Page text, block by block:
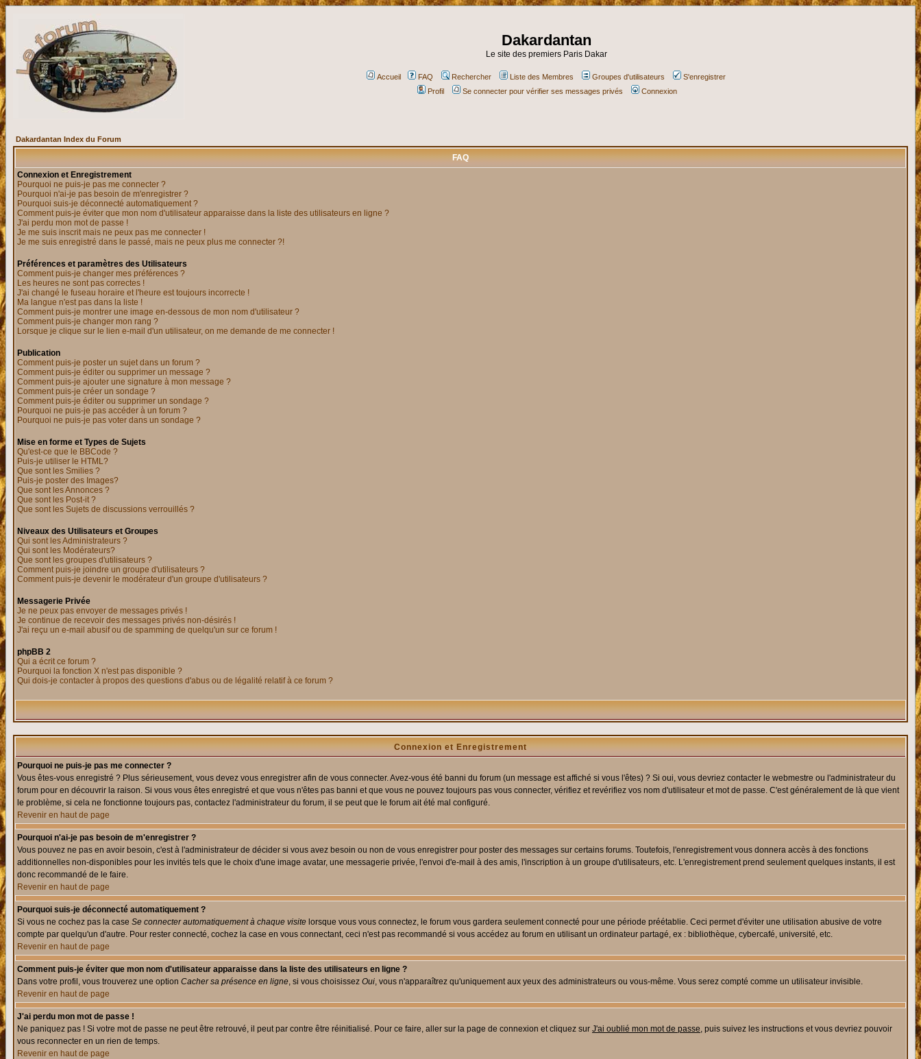
Dakardantan
Le site des premiers Paris Dakar
Accueil FAQ Rechercher Liste des Membres Groupes d'utilisateurs
S'enregistrer
Profil
Se connecter pour vérifier ses messages privés Connexion
Dakardantan Index du Forum
FAQ
Connexion et Enregistrement
Pourquoi ne puis-je pas me connecter ?
Pourquoi n'ai-je pas besoin de m'enregistrer ?
Pourquoi suis-je déconnecté automatiquement ?
Comment puis-je éviter que mon nom d'utilisateur apparaisse dans la liste des utilisateurs en ligne ?
J'ai perdu mon mot de passe !
Je me suis inscrit mais ne peux pas me connecter !
Je me suis enregistré dans le passé, mais ne peux plus me connecter ?!
Préférences et paramètres des Utilisateurs
Comment puis-je changer mes préférences ?
Les heures ne sont pas correctes !
J'ai changé le fuseau horaire et l'heure est toujours incorrecte !
Ma langue n'est pas dans la liste !
Comment puis-je montrer une image en-dessous de mon nom d'utilisateur ?
Comment puis-je changer mon rang ?
Lorsque je clique sur le lien e-mail d'un utilisateur, on me demande de me connecter !
Publication
Comment puis-je poster un sujet dans un forum ?
Comment puis-je éditer ou supprimer un message ?
Comment puis-je ajouter une signature à mon message ?
Comment puis-je créer un sondage ?
Comment puis-je éditer ou supprimer un sondage ?
Pourquoi ne puis-je pas accéder à un forum ?
Pourquoi ne puis-je pas voter dans un sondage ?
Mise en forme et Types de Sujets
Qu'est-ce que le BBCode ?
Puis-je utiliser le HTML?
Que sont les Smilies ?
Puis-je poster des Images?
Que sont les Annonces ?
Que sont les Post-it ?
Que sont les Sujets de discussions verrouillés ?
Niveaux des Utilisateurs et Groupes
Qui sont les Administrateurs ?
Qui sont les Modérateurs?
Que sont les groupes d'utilisateurs ?
Comment puis-je joindre un groupe d'utilisateurs ?
Comment puis-je devenir le modérateur d'un groupe d'utilisateurs ?
Messagerie Privée
Je ne peux pas envoyer de messages privés !
Je continue de recevoir des messages privés non-désirés !
J'ai reçu un e-mail abusif ou de spamming de quelqu'un sur ce forum !
phpBB 2
Qui a écrit ce forum ?
Pourquoi la fonction X n'est pas disponible ?
Qui dois-je contacter à propos des questions d'abus ou de légalité relatif à ce forum ?
Connexion et Enregistrement
Pourquoi ne puis-je pas me connecter ?
Vous êtes-vous enregistré ? Plus sérieusement, vous devez vous enregistrer afin de vous connecter. Avez-vous été banni du forum (un message est affiché si vous l'êtes) ? Si oui, vous devriez contacter le webmestre ou l'administrateur du
forum pour en découvrir la raison. Si vous vous êtes enregistré et que vous n'êtes pas banni et que vous ne pouvez toujours pas vous connecter, vérifiez et revérifiez vos nom d'utilisateur et mot de passe. C'est généralement de là que vient
le problème, si cela ne fonctionne toujours pas, contactez l'administrateur du forum, il se peut que le forum ait été mal configuré.
Revenir en haut de page
Pourquoi n'ai-je pas besoin de m'enregistrer ?
Vous pouvez ne pas en avoir besoin, c'est à l'administrateur de décider si vous avez besoin ou non de vous enregistrer pour poster des messages sur certains forums. Toutefois, l'enregistrement vous donnera accès à des fonctions
additionnelles non-disponibles pour les invités tels que le choix d'une image avatar, une messagerie privée, l'envoi d'e-mail à des amis, l'inscription à un groupe d'utilisateurs, etc. L'enregistrement prend seulement quelques instants, il est
donc recommandé de le faire.
Revenir en haut de page
Pourquoi suis-je déconnecté automatiquement ?
Si vous ne cochez pas la case Se connecter automatiquement à chaque visite lorsque vous vous connectez, le forum vous gardera seulement connecté pour une période préétablie. Ceci permet d'éviter une utilisation abusive de votre
compte par quelqu'un d'autre. Pour rester connecté, cochez la case en vous connectant, ceci n'est pas recommandé si vous accédez au forum en utilisant un ordinateur partagé, ex : bibliothèque, cybercafé, université, etc.
Revenir en haut de page
Comment puis-je éviter que mon nom d'utilisateur apparaisse dans la liste des utilisateurs en ligne ?
Dans votre profil, vous trouverez une option Cacher sa présence en ligne, si vous choisissez Oui, vous n'apparaîtrez qu'uniquement aux yeux des administrateurs ou vous-même. Vous serez compté comme un utilisateur invisible.
Revenir en haut de page
J'ai perdu mon mot de passe !
Ne paniquez pas ! Si votre mot de passe ne peut être retrouvé, il peut par contre être réinitialisé. Pour ce faire, aller sur la page de connexion et cliquez sur J'ai oublié mon mot de passe, puis suivez les instructions et vous devriez pouvoir
vous reconnecter en un rien de temps.
Revenir en haut de page